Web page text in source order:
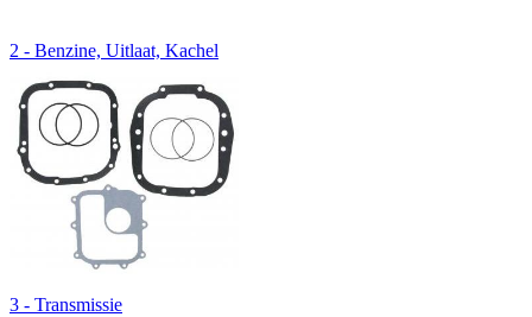
2 - Benzine, Uitlaat, Kachel
3 - Transmissie